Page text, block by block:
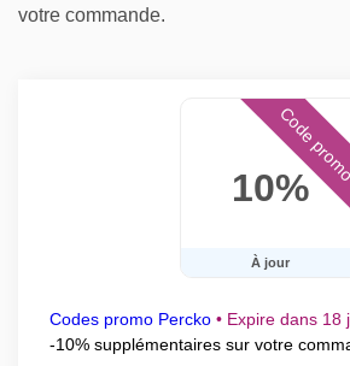
votre commande.
10%
À jour
Code
Codes promo Percko • Expire dans 18
-10% supplémentaires sur votre